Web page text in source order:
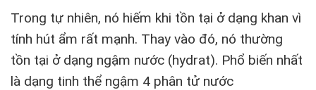
Trong tự nhiên, nó hiếm khi tồn tại ở dạng khan vì
tính hút ẩm rất mạnh. Thay vào đó, nó thường
tồn tại ở dạng ngậm nước (hydrat). Phổ biến nhất
là dạng tinh thể ngậm 4 phân tử nước